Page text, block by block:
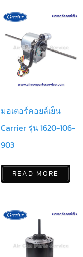
มอเตอร์คอยล์เย็น
Carrier รุ่น 1620-106-
903
READ MORE